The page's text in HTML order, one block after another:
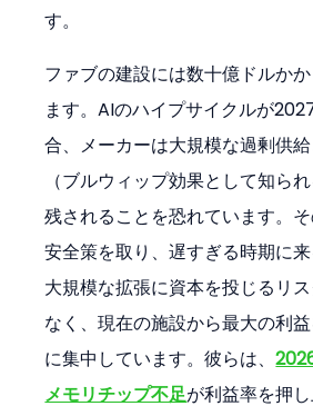
す。
ファブの建設には数十億ドルか
ます。AIのハイプサイクルが
合、メーカーは大規模な過剰供
（ブルウィップ効果として知ら
残されることを恐れています。
安全策を取り、遅すぎる時期に
大規模な拡張に資本を投じるリ
なく、現在の施設から最大の利
に集中しています。彼らは、
メモリチップ不足が利益率を押